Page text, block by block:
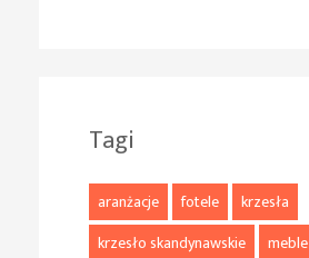
Tagi
aranżacje fotele
krzesła
krzesło skandynawskie
meble